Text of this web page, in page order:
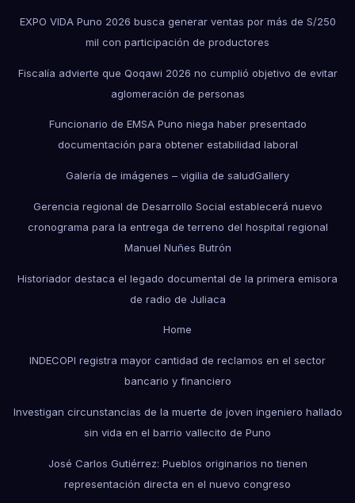
EXPO VIDA Puno 2026 busca generar ventas por más de S/250
mil con participación de productores
Fiscalía advierte que Qoqawi 2026 no cumplió objetivo de evitar
aglomeración de personas
Funcionario de EMSA Puno niega haber presentado
documentación para obtener estabilidad laboral
Galería de imágenes – vigilia de saludGallery
Gerencia regional de Desarrollo Social establecerá nuevo
cronograma para la entrega de terreno del hospital regional
Manuel Nuñes Butrón
Historiador destaca el legado documental de la primera emisora
de radio de Juliaca
Home
INDECOPI registra mayor cantidad de reclamos en el sector
bancario y financiero
Investigan circunstancias de la muerte de joven ingeniero hallado
sin vida en el barrio vallecito de Puno
José Carlos Gutiérrez: Pueblos originarios no tienen
representación directa en el nuevo congreso